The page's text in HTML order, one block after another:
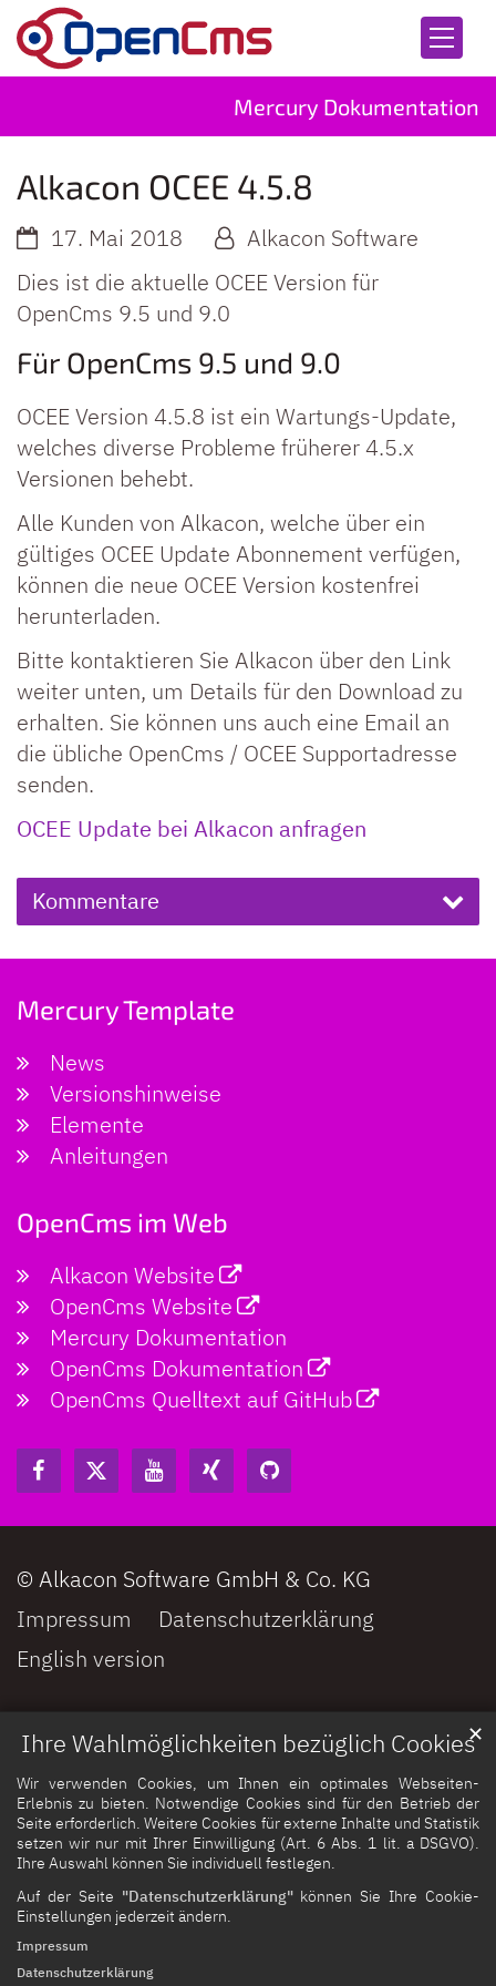
Ihre Wahlmöglichkeiten bezüglich Cookies
Wir verwenden Cookies, um Ihnen ein optimales Webseiten-
Erlebnis zu bieten. Notwendige Cookies sind für den Betrieb der
Seite erforderlich. Weitere Cookies für externe Inhalte und Statistik
setzen wir nur mit Ihrer Einwilligung (Art. 6 Abs. 1 lit. a DSGVO).
Ihre Auswahl können Sie individuell festlegen.
Auf der Seite "Datenschutzerklärung"können Sie Ihre Cookie-
Einstellungen jederzeit ändern.
✕
Impressum
Datenschutzerklärung
Zum Inhalt springen
Mercury Dokumentation
Alkacon OCEE 4.5.8
17. Mai 2018
Alkacon Software
Dies ist die aktuelle OCEE Version für
OpenCms 9.5 und 9.0
Für OpenCms 9.5 und 9.0
OCEE Version 4.5.8 ist ein Wartungs-Update,
welches diverse Probleme früherer 4.5.x
Versionen behebt.
Alle Kunden von Alkacon, welche über ein
gültiges OCEE Update Abonnement verfügen,
können die neue OCEE Version kostenfrei
herunterladen.
Bitte kontaktieren Sie Alkacon über den Link
weiter unten, um Details für den Download zu
erhalten. Sie können uns auch eine Email an
die übliche OpenCms / OCEE Supportadresse
senden.
OCEE Update bei Alkacon anfragen
Kommentare
Mercury Template
News
Versionshinweise
Elemente
Anleitungen
OpenCms im Web
Alkacon Website
OpenCms Website
Mercury Dokumentation
OpenCms Dokumentation
OpenCms Quelltext auf GitHub
© Alkacon Software GmbH & Co. KG
Impressum
Datenschutzerklärung
English version